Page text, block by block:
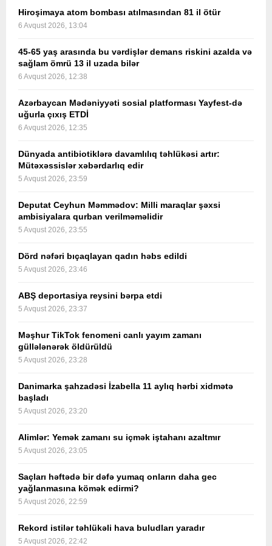
Hiroşimaya atom bombası atılmasından 81 il ötür
6 Avqust 2026, 13:04
45-65 yaş arasında bu vərdişlər demans riskini azalda və
sağlam ömrü 13 il uzada bilər
6 Avqust 2026, 12:38
Azərbaycan Mədəniyyəti sosial platforması Yayfest-də
uğurla çıxış ETDİ
6 Avqust 2026, 12:35
Dünyada antibiotiklərə davamlılıq təhlükəsi artır:
Mütəxəssislər xəbərdarlıq edir
5 Avqust 2026, 23:59
Deputat Ceyhun Məmmədov: Milli maraqlar şəxsi
ambisiyalara qurban verilməməlidir
5 Avqust 2026, 23:55
Dörd nəfəri bıçaqlayan qadın həbs edildi
5 Avqust 2026, 23:46
ABŞ deportasiya reysini bərpa etdi
5 Avqust 2026, 23:37
Məşhur TikTok fenomeni canlı yayım zamanı
güllələnərək öldürüldü
5 Avqust 2026, 23:28
Danimarka şahzadəsi İzabella 11 aylıq hərbi xidmətə
başladı
5 Avqust 2026, 23:20
Alimlər: Yemək zamanı su içmək iştahanı azaltmır
5 Avqust 2026, 23:05
Saçları həftədə bir dəfə yumaq onların daha gec
yağlanmasına kömək edirmi?
5 Avqust 2026, 22:59
Rekord istilər təhlükəli hava buludları yaradır
5 Avqust 2026, 22:42